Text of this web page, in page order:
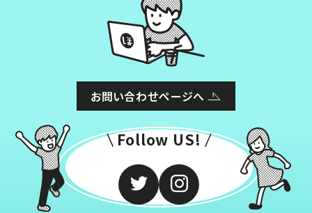
お問い合わせページへ
Follow US!